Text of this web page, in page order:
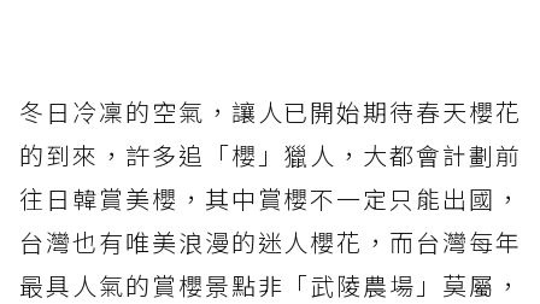
冬日冷凜的空氣，讓人已開始期待春天櫻花
的到來，許多追「櫻」獵人，大都會計劃前
往日韓賞美櫻，其中賞櫻不一定只能出國，
台灣也有唯美浪漫的迷人櫻花，而台灣每年
最具人氣的賞櫻景點非「武陵農場」莫屬，